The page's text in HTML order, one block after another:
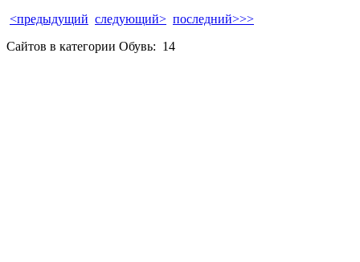
<предыдущий следующий> последний>>>
Сайтов в категории Обувь: 14